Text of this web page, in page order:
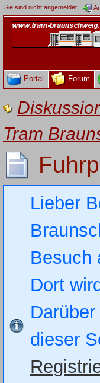
Sie sind nicht angemeldet.
Portal Forum
Tram
Lieber
Besuch
Dort
dieser